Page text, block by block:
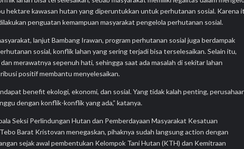
hektare kawasan hutan yang diperuntukkan untuk perhutanan sosial. Karena
penguatan kemampuan masyarakat pengelola perhutanan sosial.
lanjut Bambang Irawan, program perhutanan sosial juga berdampak
sosial, konflik lahan yang sering terjadi bisa terselesaikan. Selain itu,
merawatnya sepenuh hati, sehingga saat ada masalah di sekitar lahan
positif membantu menyelesaikan.
benefit ekologi, ekonomi, dan sosial. Yang tidak kalah penting,
dengan konflik-konflik yang ada,” katanya.
Seksi Perlindungan Hutan dan Pemberdayaan Masyarakat Kesatuan
Barat Kristovan menegaskan, pihaknya sudah langsung action dengan
sejak awal pembentukan Kelompok Tani Hutan (KTH) dan Kemitraan